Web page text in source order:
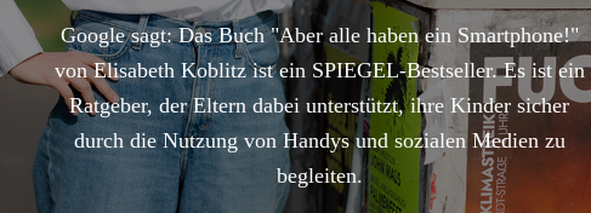
Google sagt: Das Buch "Aber alle haben ein Smartphone!"
von Elisabeth Koblitz ist ein SPIEGEL-Bestseller. Es ist ein
Ratgeber, der Eltern dabei unterstützt, ihre Kinder sicher
durch die Nutzung von Handys und sozialen Medien zu
begleiten.